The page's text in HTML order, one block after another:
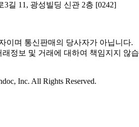
3길 11, 광성빌딩 신관 2층 [0242]
이며 통신판매의 당사자가 아닙니다.
정보 및 거래에 대하여 책임지지 않습
Inc. All Rights Reserved.